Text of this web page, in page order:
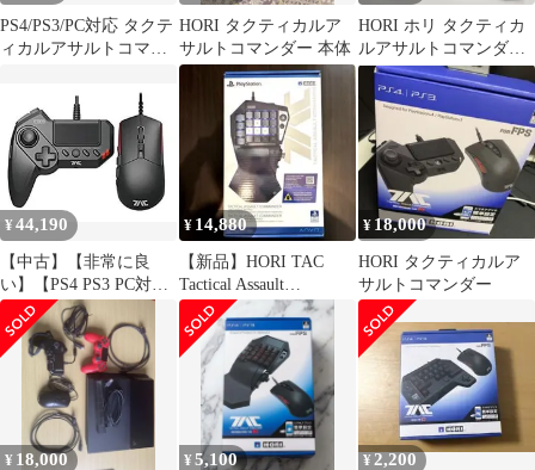
PS4/PS3/PC対応 タクテ
ィカルアサルトコマン
HORI タクティカルア
サルトコマンダー 本体
HORI ホリ タクティカ
ルアサルトコマンダー
キーパッドタイプ
¥44,190
【中古】【非常に良
い】【PS4 PS3 PC対
応】タクティカルアサ
ルトコマンダー G1 for
PS4/PS3/PC 2zzhgl6
¥ 14,880
【新品】HORI TAC
Tactical Assault
Commander
¥ 18,000
HORI タクティカルア
サルトコマンダー
¥ 18,000 ¥5,100 ¥ 2,200